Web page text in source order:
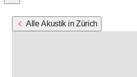
Alle Akustik in Zürich